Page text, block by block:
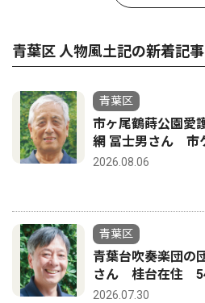
青葉区 人物風土記の新着記事
青葉区
市ヶ尾鶴蒔公園愛
網 冨士男さん 市
2026.08.06
青葉区
青葉台吹奏楽団
さん 桂台在住
2026.07.30